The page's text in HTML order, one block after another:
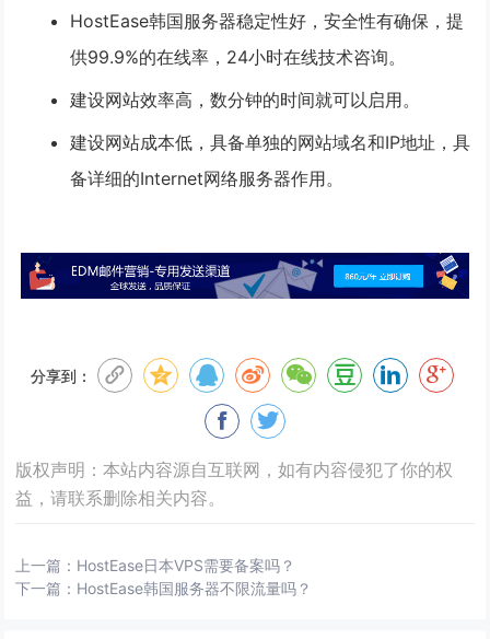
HostEase韩国服务器稳定性好，安全性有确保，提
供99.9%的在线率，24小时在线技术咨询。
建设网站效率高，数分钟的时间就可以启用。
建设网站成本低，具备单独的网站域名和IP地址，具
备详细的Internet网络服务器作用。
分享到：
版权声明：本站内容源自互联网，如有内容侵犯了你的权
益，请联系删除相关内容。
上一篇： HostEase日本VPS需要备案吗？
下一篇： HostEase韩国服务器不限流量吗？